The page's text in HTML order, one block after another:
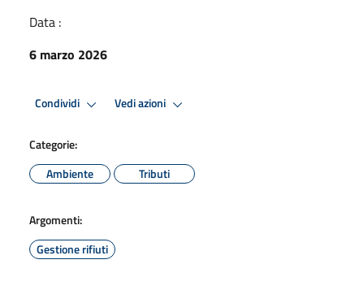
Data :
6 marzo 2026
Condividi Vedi azioni
Categorie:
Ambiente
Tributi
Argomenti:
Gestione rifiuti